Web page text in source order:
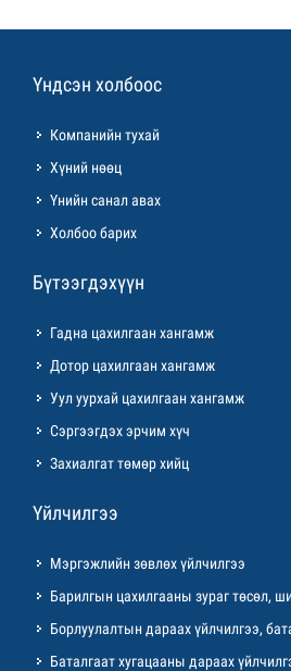
Үндсэн холбоос
Компанийн тухай
Хүний нөөц
Үнийн санал авах
Холбоо барих
Бүтээгдэхүүн
Гадна цахилгаан хангамж
Дотор цахилгаан хангамж
Уул уурхай цахилгаан хангамж
Сэргээгдэх эрчим хүч
Захиалгат төмөр хийц
Үйлчилгээ
Мэргэжлийн зөвлөх үйлчилгээ
Барилгын цахилгааны зураг төсөл,
Борлуулалтын дараах үйлчилгээ,
Баталгаат хугацааны дараах